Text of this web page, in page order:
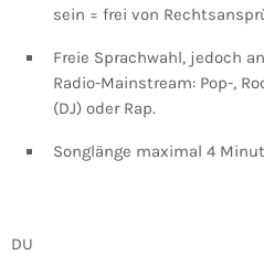
sein = frei von
Freie Sprachwahl, jedoch
Radio-Mainstream: Pop-,
(DJ) oder Rap.
Songlänge maximal 4
DU